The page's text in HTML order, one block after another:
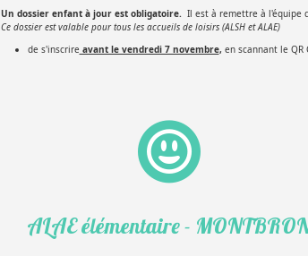
Un dossier enfant à jour est obligatoire. Il est à remettre à l'équipe
Ce dossier est valable pour tous les accueils de loisirs (ALSH et ALAE)
de s'inscrire avant le vendredi 7 novembre,en scannant le QR
ALAE élémentaire -